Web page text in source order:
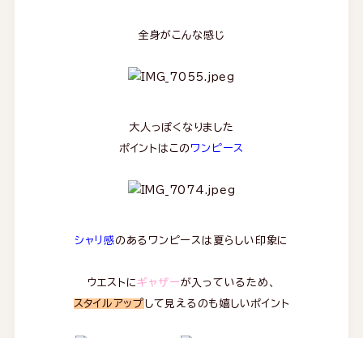
全身がこんな感じ
大人っぽくなりました
ポイントはこの ワンピース
シャリ感のあるワンピースは夏らしい印象に
ウエストにギャザーが入っているため、
スタイルアップ して見えるのも嬉しいポイント